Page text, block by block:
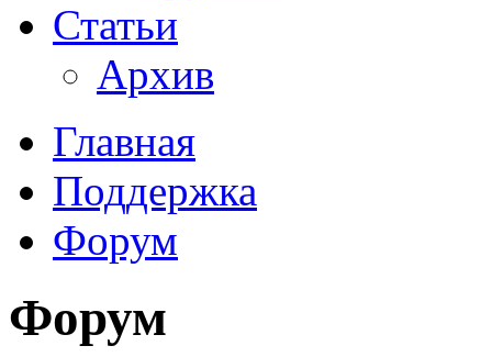
Статьи
Архив
Главная
Поддержка
Форум
Форум